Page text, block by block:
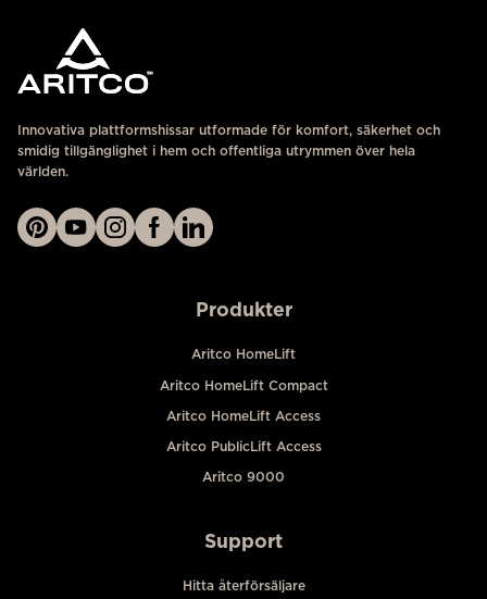
Innovativa plattformshissar utformade för komfort, säkerhet och
smidig tillgänglighet i hem och offentliga utrymmen över hela
världen.
Produkter
Aritco HomeLift
Aritco HomeLift Compact
Aritco HomeLift Access
Aritco PublicLift Access
Aritco 9000
Support
Hitta återförsäljare